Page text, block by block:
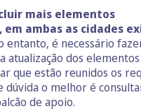
mais elementos
ambas as cidades
entanto, é necessário
atualização dos elementos
que estão reunidos os
dúvida o melhor é
de apoio.